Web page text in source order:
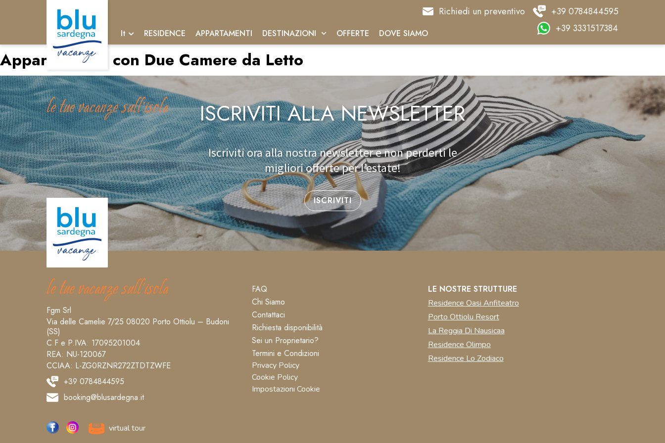
le tue vacanze sull'isola
Richiedi un preventivo
+39 0784844595
+39 3331517384
It RESIDENCE APPARTAMENTI DESTINAZIONI OFFERTE DOVE SIAMO
Appartamento con Due Camere da Letto
ISCRIVITI ALLA NEWSLETTER
Iscriviti ora alla nostra newsletter e non perderti le
migliori offerte per l’estate!
ISCRIVITI
le tue vacanze sull’isola
Fgm Srl
Via delle Camelie 7/25 08020 Porto Ottiolu – Budoni
(SS)
C.F e P.IVA: 17095201004
REA: NU-120067
CCIAA: L-ZG0RZNR272ZTDTZWFE
+39 0784844595
booking@blusardegna.it
virtual tour
FAQ
Chi Siamo
Contattaci
Richiesta disponibilità
Sei un Proprietario?
Termini e Condizioni
Privacy Policy
Cookie Policy
Impostazioni Cookie
LE NOSTRE STRUTTURE
Residence Oasi Anfiteatro
Porto Ottiolu Resort
La Reggia Di Nausicaa
Residence Olimpo
Residence Lo Zodiaco